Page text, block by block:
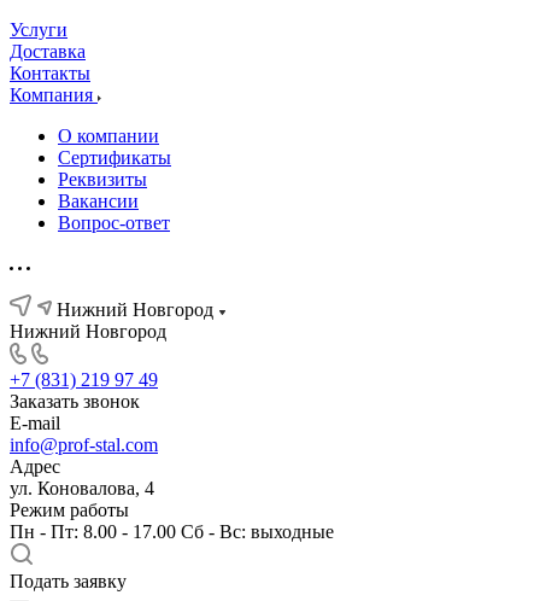
Услуги
Доставка
Контакты
Компания
О компании
Сертификаты
Реквизиты
Вакансии
Вопрос-ответ
Нижний Новгород
Нижний Новгород
+7 (831) 219 97 49
Заказать звонок
E-mail
info@prof-stal.com
Адрес
ул. Коновалова, 4
Режим работы
Пн - Пт: 8.00 - 17.00 Сб - Вс: выходные
Подать заявку